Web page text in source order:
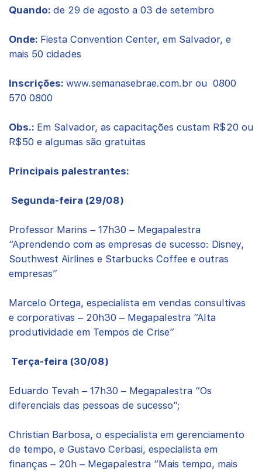
Quando: de 29 de agosto a 03 de setembro
Onde: Fiesta Convention Center, em Salvador, e
mais 50 cidades
Inscrições: www.semanasebrae.com.br ou 0800
570 0800
Obs.: Em Salvador, as capacitações custam R$20 ou
R$50 e algumas são gratuitas
Principais palestrantes:
Segunda-feira (29/08)
Professor Marins – 17h30 – Megapalestra
“Aprendendo com as empresas de sucesso: Disney,
Southwest Airlines e Starbucks Coffee e outras
empresas”
Marcelo Ortega, especialista em vendas consultivas
e corporativas – 20h30 – Megapalestra “Alta
produtividade em Tempos de Crise”
Terça-feira (30/08)
Eduardo Tevah – 17h30 – Megapalestra “Os
diferenciais das pessoas de sucesso”;
Christian Barbosa, o especialista em gerenciamento
de tempo, e Gustavo Cerbasi, especialista em
finanças – 20h – Megapalestra “Mais tempo, mais